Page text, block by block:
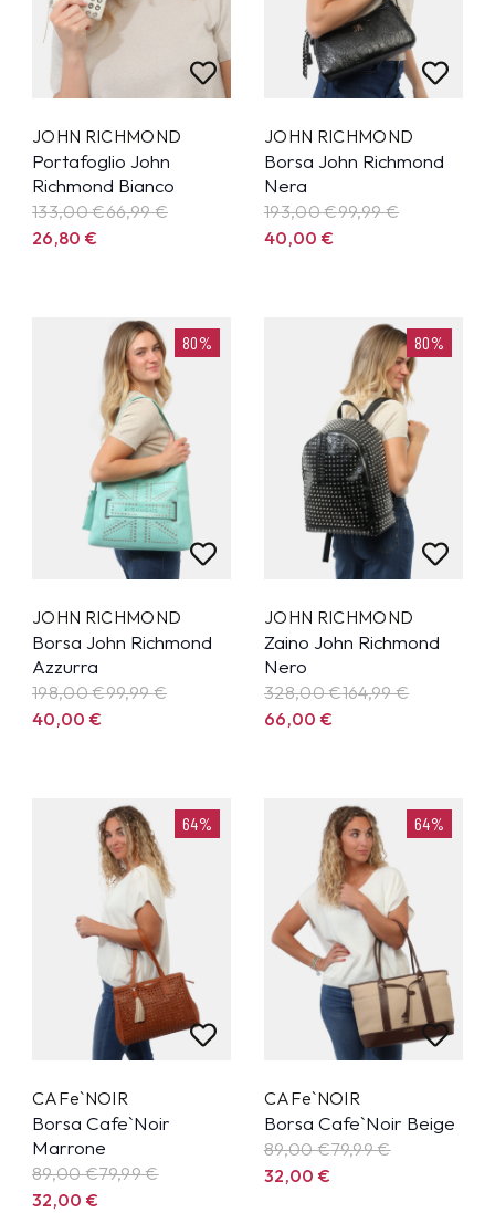
JOHN RICHMOND
Portafoglio John
Richmond Bianco
133,00 €66,99€
26,80€
JOHN RICHMOND
Borsa John Richmond
Nera
193,00 €99,99€
40,00€
80%
JOHN RICHMOND
Borsa John Richmond
Azzurra
198,00 €99,99€
40,00€
80%
JOHN RICHMOND
Zaino John Richmond
Nero
328,00 €164,99€
66,00€
64%
CAFe`NOIR
Borsa Cafe`Noir
Marrone
89,00 €79,99€
32,00€
64%
CAFe`NOIR
Borsa Cafe`Noir Beige
89,00 €79,99€
32,00€